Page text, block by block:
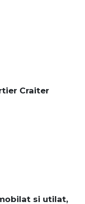
Craiter
si utilat,